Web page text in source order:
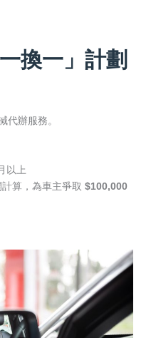
換一」計劃
代辦服務。
以上
算，為車主爭取 $100,000